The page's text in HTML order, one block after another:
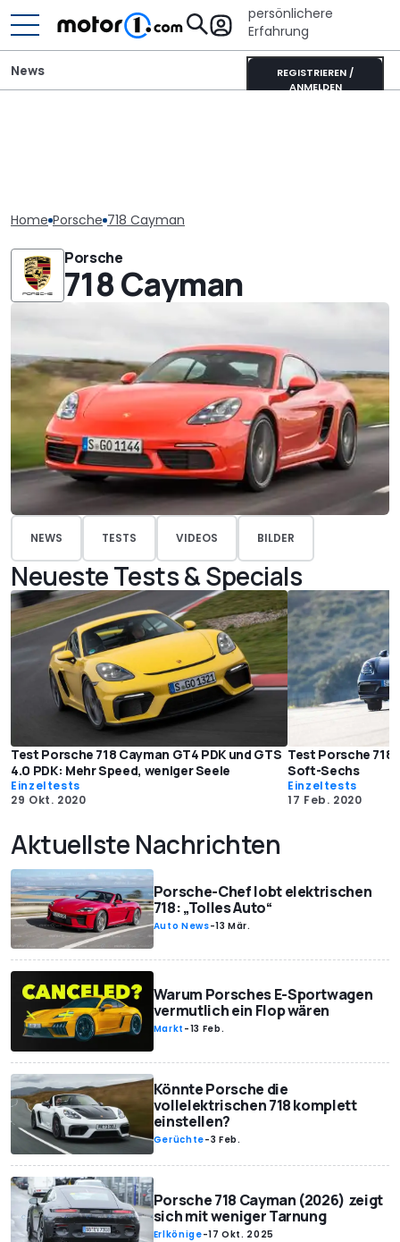
persönlichere
Erfahrung
REGISTRIEREN /
ANMELDEN
News
Home Porsche 718 Cayman
Porsche
718 Cayman
NEWS TESTS VIDEOS BILDER
Neueste Tests & Specials
Test Porsche 718 Cayman GT4 PDK und GTS
4.0 PDK: Mehr Speed, weniger Seele
Einzeltests
29 Okt. 2020
Test Porsche
Soft-Sechs
Einzeltests
17 Feb. 2020
Aktuellste Nachrichten
Porsche-Chef lobt elektrischen
718: „Tolles Auto“
Auto News-13 Mär.
Warum Porsches E-Sportwagen
vermutlich ein Flop wären
Markt -13 Feb.
Könnte Porsche die
vollelektrischen 718 komplett
einstellen?
Gerüchte-3 Feb.
Porsche 718 Cayman (2026) zeigt
sich mit weniger Tarnung
Erlkönige-17 Okt. 2025